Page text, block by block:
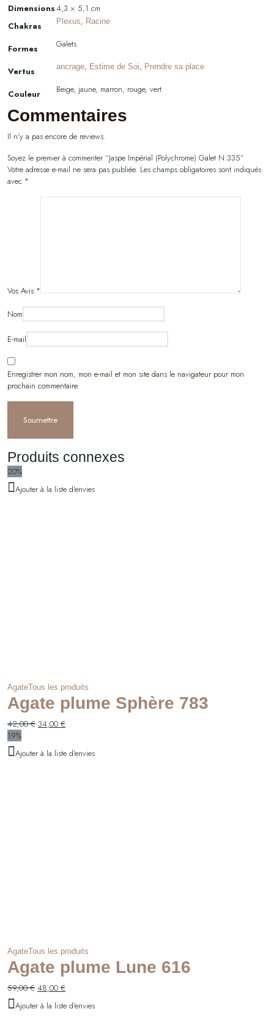
Dimensions4,3 × 5,1 cm
Chakras
Plexus, Racine
Formes Galets
Vertus ancrage, Estime de Soi, Prendre sa place
Couleur Beige, jaune, marron, rouge, vert
Commentaires
Il n'y a pas encore de reviews.
Soyez le premier à commenter “Jaspe Impérial (Polychrome) Galet N.335”
Votre adresse e-mail ne sera pas publiée. Les champs obligatoires sont indiqués
avec *
Vos Avis *
Nom
E-mail
Enregistrer mon nom, mon e-mail et mon site dans le navigateur pour mon
prochain commentaire.
Produits connexes
20%
Ajouter à la liste d'envies
AgateTous les produits
Agate plume Sphère 783
42,00€ Le
était :
34,00 €
est :
19%
Ajouter à la liste d'envies
AgateTous les produits
Agate plume Lune 616
59,00€ Le
initial
48,00 €
actuel
Ajouter à la liste d'envies